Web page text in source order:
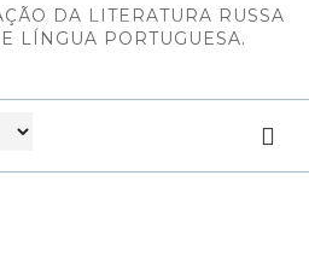
DA LITERATURA RUSSA
LÍNGUA PORTUGUESA.